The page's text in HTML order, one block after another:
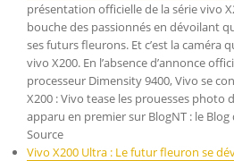
présentation officielle de la série vivo
bouche des passionnés en dévoilant
ses futurs fleurons. Et c’est la caméra
vivo X200. En l’absence d’annonce
processeur Dimensity 9400, Vivo se
X200 : Vivo tease les prouesses photo
apparu en premier sur BlogNT : le
Source
Vivo X200 Ultra : Le futur fleuron se